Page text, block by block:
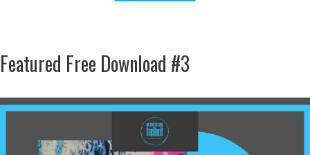
Featured Free Download #3